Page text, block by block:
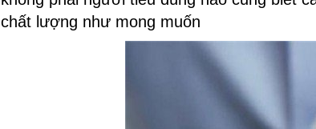
chất lượng như mong muốn